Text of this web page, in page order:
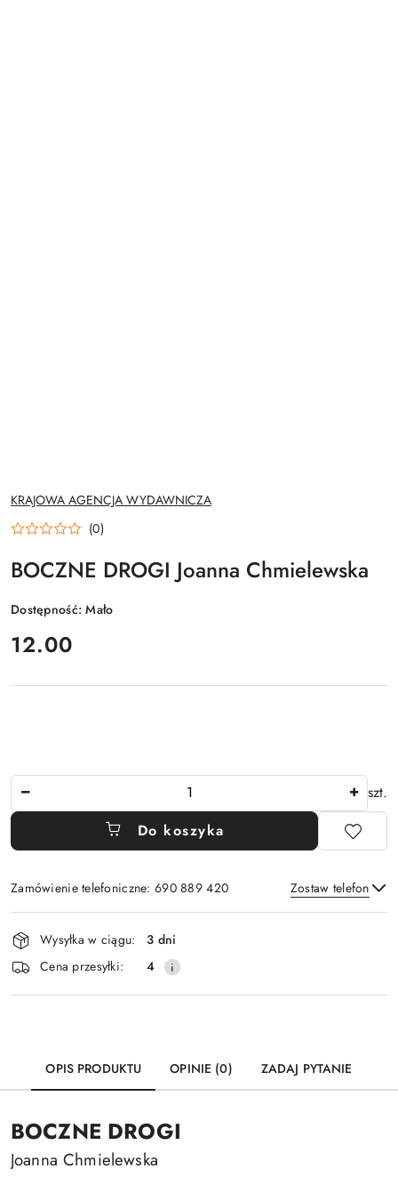
NAZWA
PRODUCENTA:
KRAJOWA AGENCJA WYDAWNICZA
(0)
BOCZNE DROGI Joanna Chmielewska
Dostępność:Mało
cena:
12.00
szt.
Do koszyka
Zamówienie telefoniczne: 690 889 420 Zostaw telefon
Wyślij
Dostępność
i
dostawa
Wysyłka w ciągu:
3 dni
Cena przesyłki:
4
OPIS PRODUKTU OPINIE (0) ZADAJ PYTANIE
BOCZNE DROGI
Joanna Chmielewska